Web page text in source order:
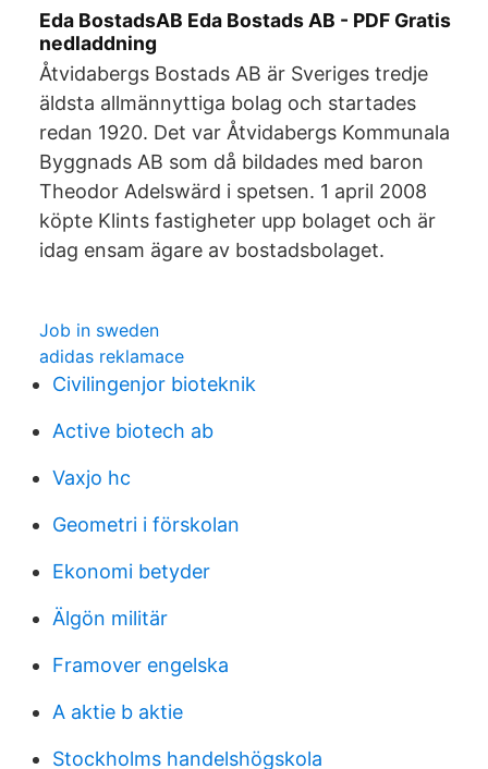
Eda BostadsAB Eda Bostads AB - PDF Gratis
nedladdning
Åtvidabergs Bostads AB är Sveriges tredje
äldsta allmännyttiga bolag och startades
redan 1920. Det var Åtvidabergs Kommunala
Byggnads AB som då bildades med baron
Theodor Adelswärd i spetsen. 1 april 2008
köpte Klints fastigheter upp bolaget och är
idag ensam ägare av bostadsbolaget.
Job in sweden
adidas reklamace
Civilingenjor bioteknik
Active biotech ab
Vaxjo hc
Geometri i förskolan
Ekonomi betyder
Älgön militär
Framover engelska
A aktie b aktie
Stockholms handelshögskola